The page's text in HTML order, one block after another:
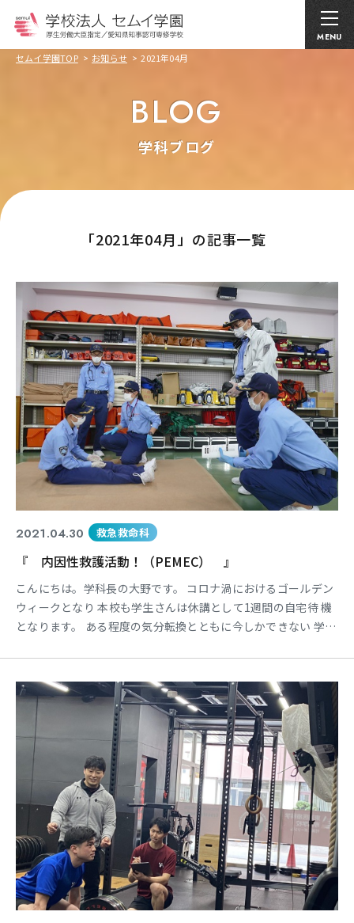
MENU
セムイ学園TOP お知らせ 2021年04月
BLOG
学科ブログ
｢2021年04月」の記事一覧
2021.04.30 救急救命科
『 内因性救護活動！（PEMEC） 』
こんにちは。学科長の大野です。 コロナ渦におけるゴールデン
ウィークとなり 本校も学生さんは休講として1週間の自宅待 機
となります。 ある程度の気分転換とともに今しかできない 学習
レーション実習を行っています そのなかで2年生は脳卒中、心
筋梗塞、低血 糖などの幅広い内因性疾患を対象